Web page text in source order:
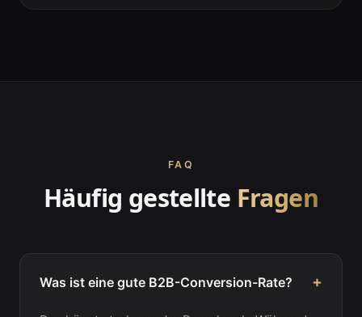
FAQ
Häufig gestellte Fragen
Was ist eine gute B2B-Conversion-Rate? +